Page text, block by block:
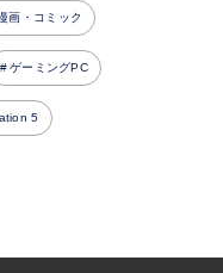
画・コミック
ゲーミングPC
5